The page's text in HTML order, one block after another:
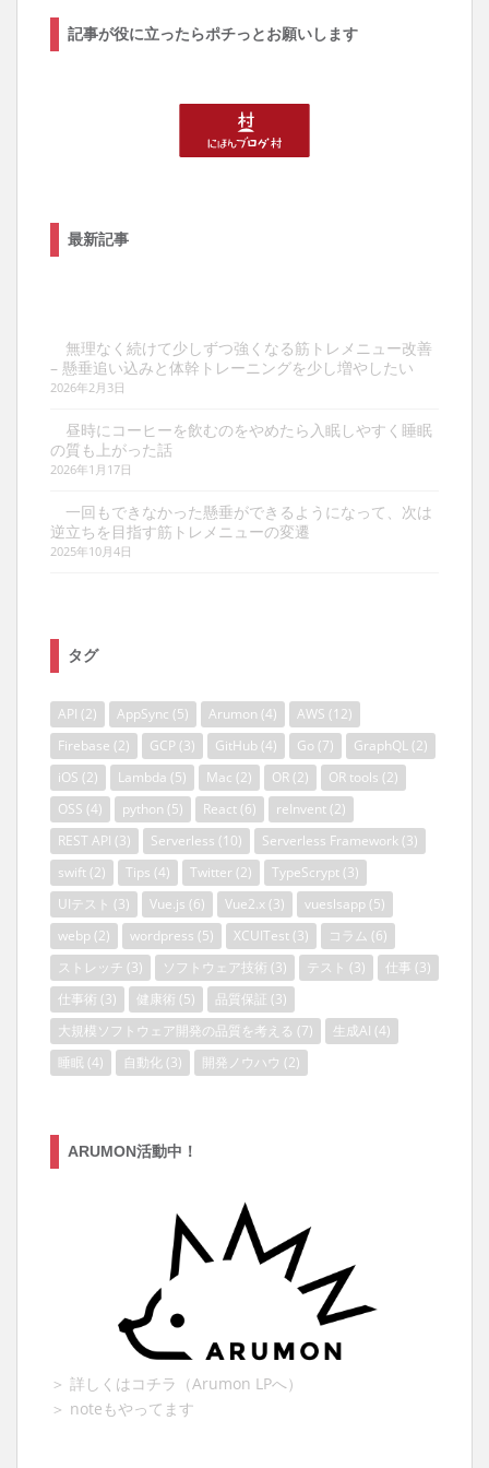
記事が役に立ったらポチっとお願いします
最新記事
無理なく続けて少しずつ強くなる筋トレメニュー改善
– 懸垂追い込みと体幹トレーニングを少し増やしたい
2026年2月3日
昼時にコーヒーを飲むのをやめたら入眠しやすく睡眠
の質も上がった話
2026年1月17日
一回もできなかった懸垂ができるようになって、次は
逆立ちを目指す筋トレメニューの変遷
2025年10月4日
タグ
API (2) AppSync (5) Arumon (4) AWS (12)
Firebase (2) GCP (3) GitHub (4) Go (7) GraphQL (2)
iOS (2) Lambda (5) Mac (2) OR (2) OR tools (2)
OSS (4) python (5) React (6) reInvent (2)
REST API (3) Serverless (10) Serverless Framework (3)
swift (2) Tips (4) Twitter (2) TypeScrypt (3)
UIテスト (3) Vue.js (6) Vue2.x (3) vueslsapp (5)
webp (2) wordpress (5) XCUITest (3) コラム (6)
ストレッチ (3) ソフトウェア技術 (3) テスト (3) 仕事 (3)
仕事術 (3) 健康術 (5) 品質保証 (3)
大規模ソフトウェア開発の品質を考える (7) 生成AI (4)
睡眠 (4) 自動化 (3) 開発ノウハウ (2)
ARUMON活動中！
＞ 詳しくはコチラ（Arumon LPへ）
＞ noteもやってます